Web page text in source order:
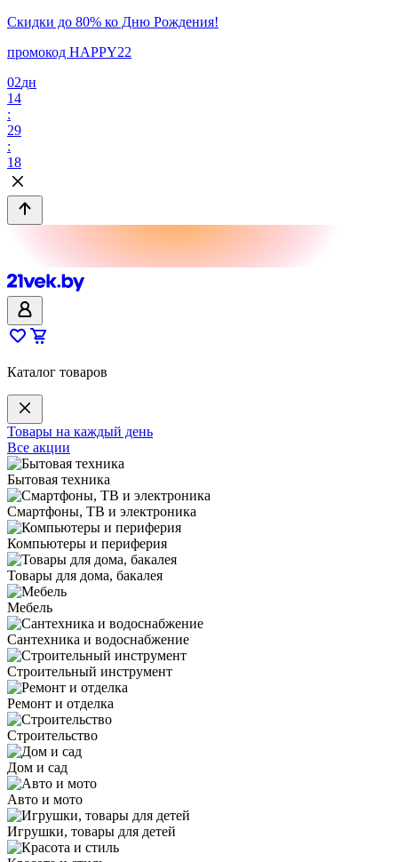
Скидки до 80% ко Дню Рождения!
промокод HAPPY22
02дн
14
:
29
:
18
Каталог товаров
Товары на каждый день
Все акции
Бытовая техника
Смартфоны, ТВ и электроника
Компьютеры и периферия
Товары для дома, бакалея
Мебель
Сантехника и водоснабжение
Строительный инструмент
Ремонт и отделка
Строительство
Дом и сад
Авто и мото
Игрушки, товары для детей